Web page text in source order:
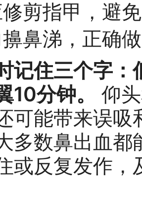
剪指甲，避
鼻涕，正确
记住三个字
10分钟。
仰
可能带来误
多数鼻出血
或反复发作